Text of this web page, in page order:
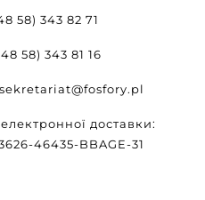
58) 343 82 71
58) 343 81 16
доставки:
46435-BBAGE-31